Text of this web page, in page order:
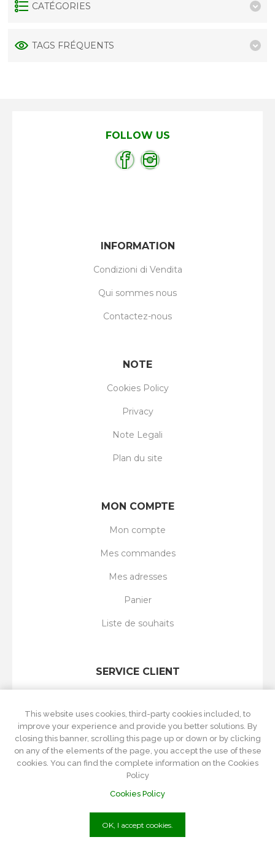
CATÉGORIES
TAGS FRÉQUENTS
FOLLOW US
INFORMATION
Condizioni di Vendita
Qui sommes nous
Contactez-nous
NOTE
Cookies Policy
Privacy
Note Legali
Plan du site
MON COMPTE
Mon compte
Mes commandes
Mes adresses
Panier
Liste de souhaits
SERVICE CLIENT
Nouveautés
Récemment vus
Comparer les produits
This website uses cookies, third-party cookies included, to
improve your experience and provide you better solutions. By
closing this banner, scrolling this page up or down or by clicking
on any of the elements of the page, you accept the use of these
cookies. You can find the complete information on the Cookies
Policy
Cookies Policy
OK, I accept cookies.